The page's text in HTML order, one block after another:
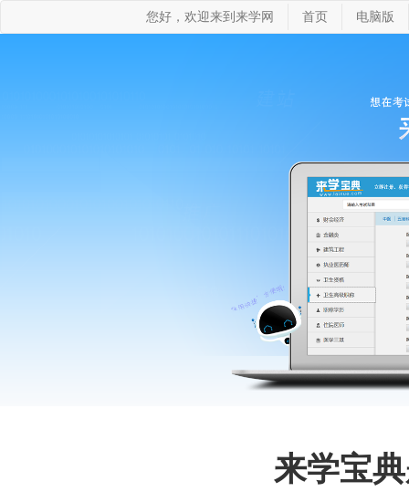
您好，欢迎来到来学网 首页 电脑版
来学宝